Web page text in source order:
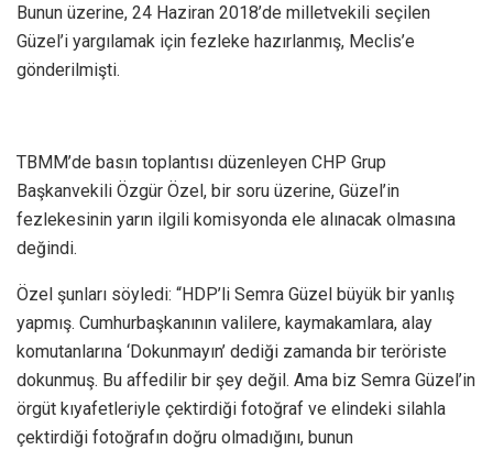
Bunun üzerine, 24 Haziran 2018’de milletvekili seçilen
Güzel’i yargılamak için fezleke hazırlanmış, Meclis’e
gönderilmişti.
TBMM’de basın toplantısı düzenleyen CHP Grup
Başkanvekili Özgür Özel, bir soru üzerine, Güzel’in
fezlekesinin yarın ilgili komisyonda ele alınacak olmasına
değindi.
Özel şunları söyledi: “HDP’li Semra Güzel büyük bir yanlış
yapmış. Cumhurbaşkanının valilere, kaymakamlara, alay
komutanlarına ‘Dokunmayın’ dediği zamanda bir teröriste
dokunmuş. Bu affedilir bir şey değil. Ama biz Semra Güzel’in
örgüt kıyafetleriyle çektirdiği fotoğraf ve elindeki silahla
çektirdiği fotoğrafın doğru olmadığını, bunun